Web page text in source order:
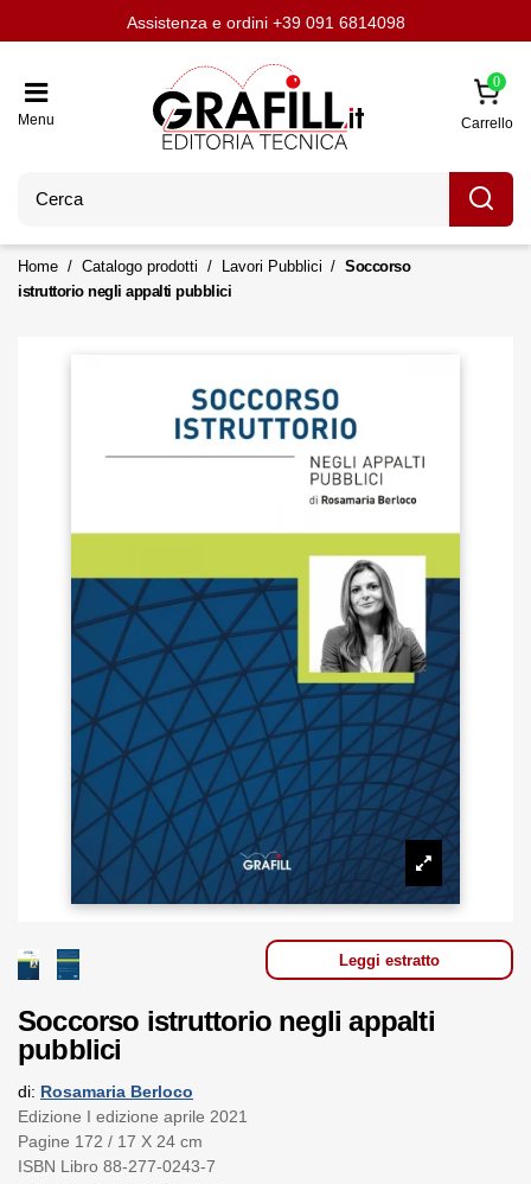
Chi siamoScrivi per noi
Assistenza e ordini +39 091 6814098
Aggiornati con LavoriPubblici.it
Menu
0
Carrello
Home Catalogo prodotti Lavori Pubblici
Soccorso
istruttorio negli appalti pubblici
Leggi estratto
Soccorso istruttorio negli appalti
pubblici
di: Rosamaria Berloco
Edizione I edizione aprile 2021
Pagine 172 / 17 X 24 cm
ISBN Libro 88-277-0243-7